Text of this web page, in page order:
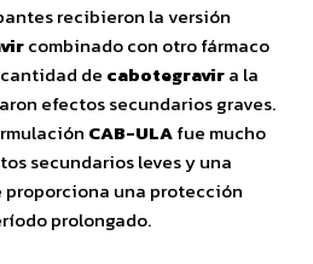
recibieron la versión
combinado con otro fármaco
de cabotegravira la
efectos secundarios graves.
CAB-ULAfue mucho
secundarios leves y una
proporciona una protección
prolongado.